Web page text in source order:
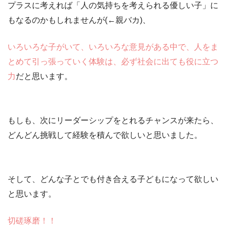
プラスに考えれば 「人の気持ちを考えられる優しい子」 に
もなるのかもしれませんが(←親バカ)、
いろいろな子がいて、いろいろな意見がある中で、人をま
とめて引っ張っていく体験は、必ず社会に出ても役に立つ
力だと思います。
もしも、次にリーダーシップをとれるチャンスが来たら、
どんどん挑戦して経験を積んで欲しいと思いました。
そして、どんな子とでも付き合える子どもになって欲しい
と思います。
切磋琢磨！！